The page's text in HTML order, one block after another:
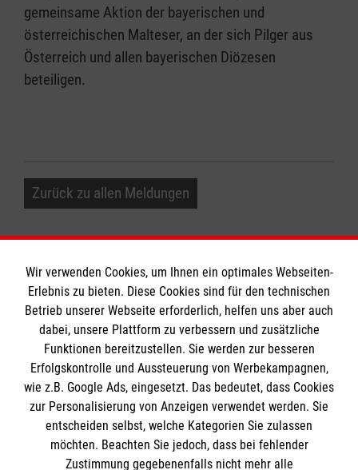
gemeinsame Aktion der bayerischen und
österreichischen Malteser, an der sich Pilger aus
Österreich und allen bayerischen Diözesen
beteiligen.
Zurück zu allen Meldungen
Informationen
Impressum
Datenschutz
Kontakt
Die Malteser
Malteser in Deutschland
Wir verwenden Cookies, um Ihnen ein optimales Webseiten-
Erlebnis zu bieten. Diese Cookies sind für den technischen
Betrieb unserer Webseite erforderlich, helfen uns aber auch
dabei, unsere Plattform zu verbessern und zusätzliche
Funktionen bereitzustellen. Sie werden zur besseren
Erfolgskontrolle und Aussteuerung von Werbekampagnen,
wie z.B. Google Ads, eingesetzt. Das bedeutet, dass Cookies
zur Personalisierung von Anzeigen verwendet werden. Sie
entscheiden selbst, welche Kategorien Sie zulassen
möchten. Beachten Sie jedoch, dass bei fehlender
Zustimmung gegebenenfalls nicht mehr alle